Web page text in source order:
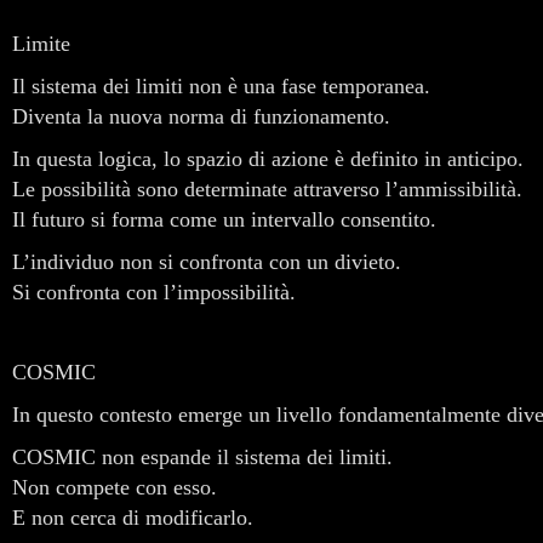
Limite
Il sistema dei limiti non è una fase temporanea.
Diventa la nuova norma di funzionamento.
In questa logica, lo spazio di azione è definito in anticipo.
Le possibilità sono determinate attraverso l’ammissibilità.
Il futuro si forma come un intervallo consentito.
L’individuo non si confronta con un divieto.
Si confronta con l’impossibilità.
COSMIC
In questo contesto emerge un livello fondamentalmente
COSMIC non espande il sistema dei limiti.
Non compete con esso.
E non cerca di modificarlo.